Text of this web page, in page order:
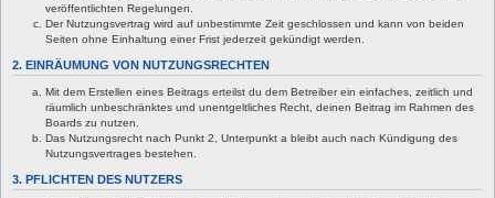
veröffentlichten Regelungen.
Der Nutzungsvertrag wird auf unbestimmte Zeit geschlossen und kann von beiden
Seiten ohne Einhaltung einer Frist jederzeit gekündigt werden.
2. EINRÄUMUNG VON NUTZUNGSRECHTEN
Mit dem Erstellen eines Beitrags erteilst du dem Betreiber ein einfaches, zeitlich und
räumlich unbeschränktes und unentgeltliches Recht, deinen Beitrag im Rahmen des
Boards zu nutzen.
Das Nutzungsrecht nach Punkt 2, Unterpunkt a bleibt auch nach Kündigung des
Nutzungsvertrages bestehen.
3. PFLICHTEN DES NUTZERS